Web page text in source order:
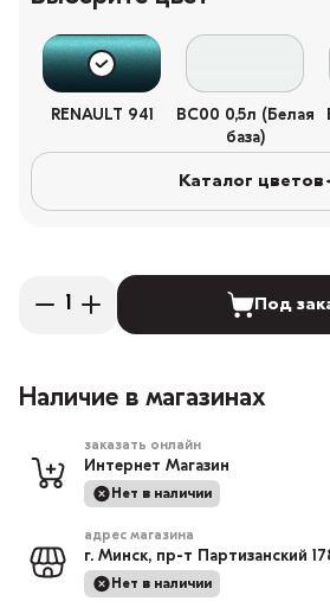
RENAULT 941
BC00 0,5л (Белая
база)
Каталог цветов
Под
Наличие в магазинах
заказать онлайн
Интернет Магазин
Нет в наличии
адрес магазина
г. Минск, пр-т Партизанский
Нет в наличии